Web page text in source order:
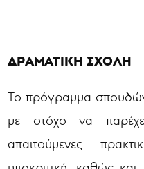
ΔΡΑΜΑΤΙΚΗ ΣΧΟΛΗ
Το πρόγραμμα σπουδών
με στόχο να
απαιτούμενες